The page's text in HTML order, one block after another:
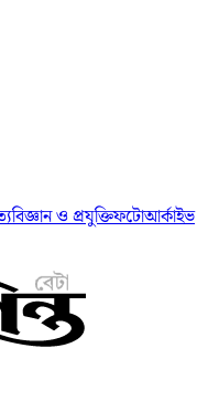
বিজ্ঞান ও প্রযুক্তিফটোআর্কাইভ